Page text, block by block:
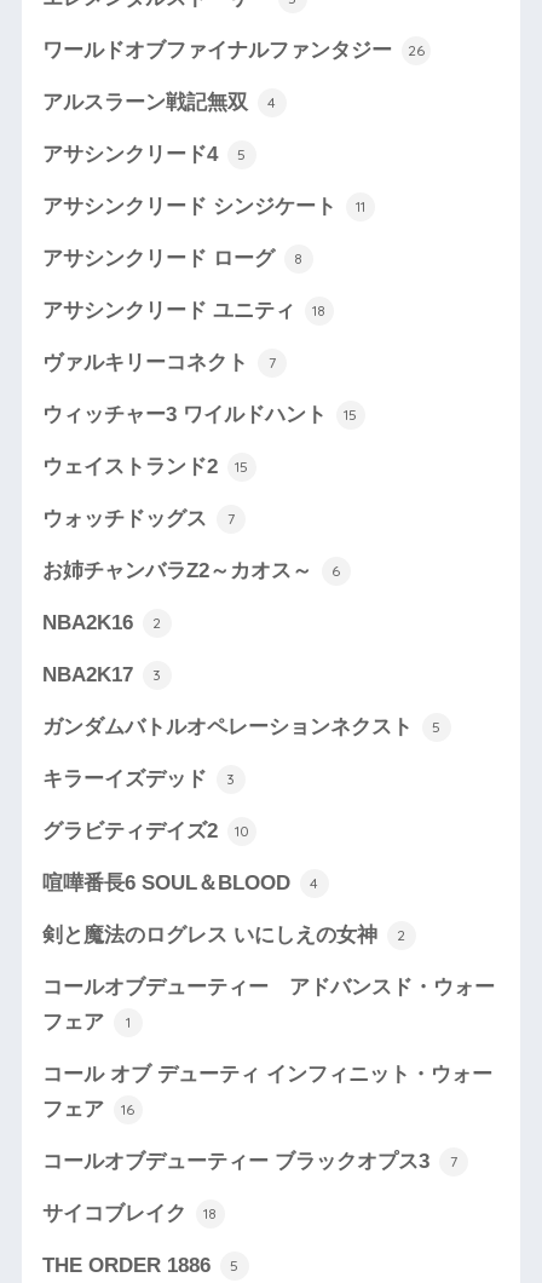
ワールドオブファイナルファンタジー 26
アルスラーン戦記無双 4
アサシンクリード4 5
アサシンクリード シンジケート 11
アサシンクリード ローグ 8
アサシンクリード ユニティ 18
ヴァルキリーコネクト 7
ウィッチャー3 ワイルドハント 15
ウェイストランド2 15
ウォッチドッグス 7
お姉チャンバラZ2～カオス～ 6
NBA2K16 2
NBA2K17 3
ガンダムバトルオペレーションネクスト 5
キラーイズデッド 3
グラビティデイズ2 10
喧嘩番長6 SOUL＆BLOOD 4
剣と魔法のログレス いにしえの女神 2
コールオブデューティー アドバンスド・ウォー
フェア
1
コール オブ デューティ インフィニット・ウォー
フェア
16
コールオブデューティー ブラックオプス3 7
サイコブレイク 18
THE ORDER 1886 5